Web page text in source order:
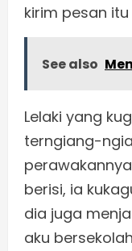
kirim pesan
See also
Lelaki yang
terngiang-
berisi, ia
dia juga
aku